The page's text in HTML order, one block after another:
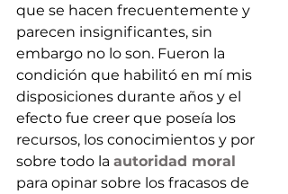
que se hacen frecuentemente y
parecen insignificantes, sin
embargo no lo son. Fueron la
condición que habilitó en mí mis
disposiciones durante años y el
efecto fue creer que poseía los
recursos, los conocimientos y por
sobre todo la autoridad moral
para opinar sobre los fracasos de